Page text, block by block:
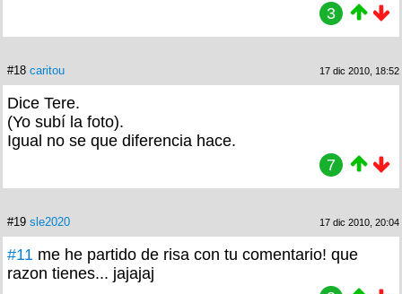
3
#18 caritou 17 dic 2010, 18:52
Dice Tere.
(Yo subí la foto).
Igual no se que diferencia hace.
7
#19 sle2020 17 dic 2010, 20:04
#11 me he partido de risa con tu comentario! que
razon tienes... jajajaj